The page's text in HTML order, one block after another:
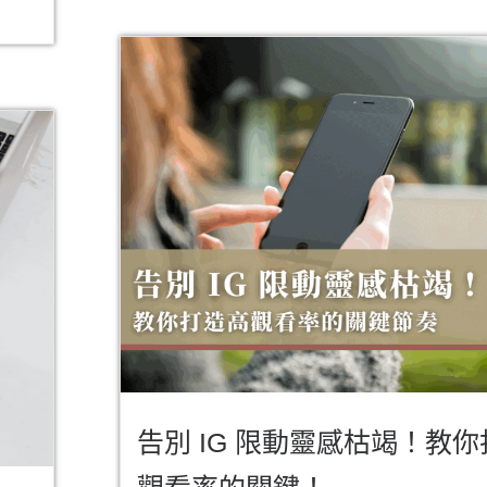
告別 IG 限動靈感枯竭！教